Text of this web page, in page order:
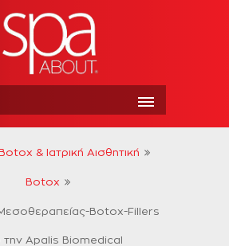
& Ιατρική Αισθητική
Botox
Μεσοθεραπείας-Botox-Fillers
την Apalis Biomedical